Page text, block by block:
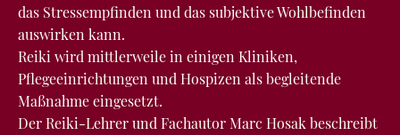
das Stressempfinden und das subjektive Wohlbefinden
auswirken kann.
Reiki wird mittlerweile in einigen Kliniken,
Pflegeeinrichtungen und Hospizen als begleitende
Maßnahme eingesetzt.
Der Reiki-Lehrer und Fachautor Marc Hosak beschreibt